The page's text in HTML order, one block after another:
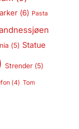
(6) Pasta
(5) Statue
Strender(5)
(4) Tom